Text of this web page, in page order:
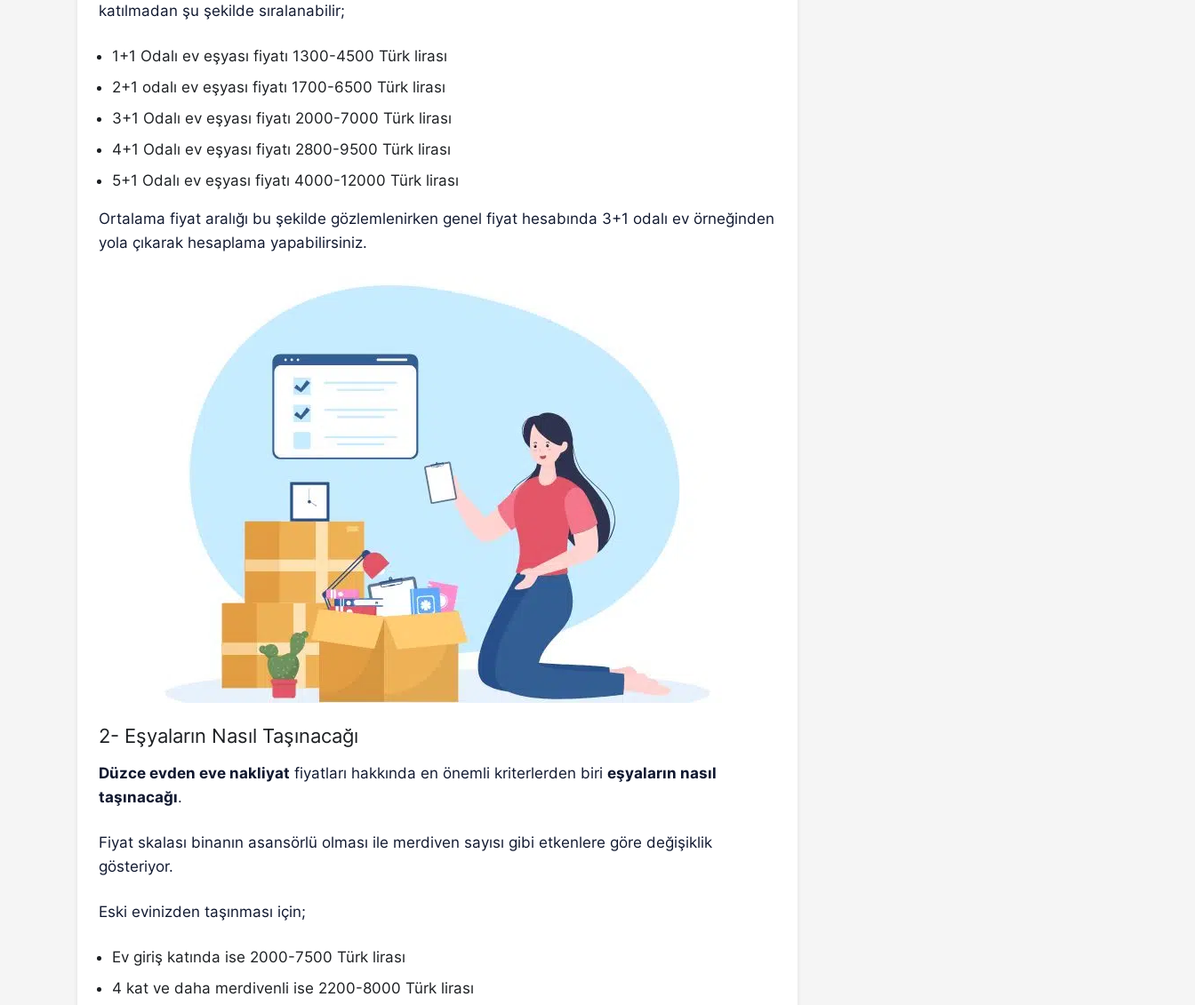
katılmadan şu şekilde sıralanabilir;
1+1 Odalı ev eşyası fiyatı 1300-4500 Türk lirası
2+1 odalı ev eşyası fiyatı 1700-6500 Türk lirası
3+1 Odalı ev eşyası fiyatı 2000-7000 Türk lirası
4+1 Odalı ev eşyası fiyatı 2800-9500 Türk lirası
5+1 Odalı ev eşyası fiyatı 4000-12000 Türk lirası
Ortalama fiyat aralığı bu şekilde gözlemlenirken genel fiyat hesabında 3+1 odalı ev örneğinden
yola çıkarak hesaplama yapabilirsiniz.
2- Eşyaların Nasıl Taşınacağı
Düzce evden eve nakliyat fiyatları hakkında en önemli kriterlerden birieşyaların nasıl
taşınacağı.
Fiyat skalası binanın asansörlü olması ile merdiven sayısı gibi etkenlere göre değişiklik
gösteriyor.
Eski evinizden taşınması için;
Ev giriş katında ise 2000-7500 Türk lirası
4 kat ve daha merdivenli ise 2200-8000 Türk lirası